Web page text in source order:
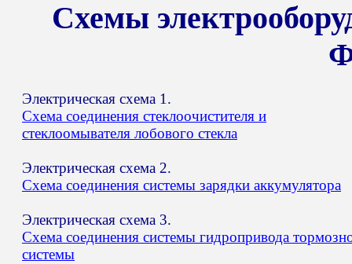
Схемы
Электрическая схема 1.
Схема соединения стеклоочистителя и
стеклоомывателя лобового стекла
Электрическая схема 2.
Схема соединения системы зарядки аккумулятора
Электрическая схема 3.
Схема соединения системы гидропривода
системы